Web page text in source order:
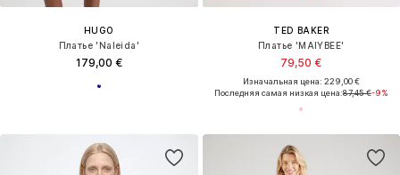
HUGO
Платье 'Naleida'
179,00 €
TED BAKER
Платье 'MAIYBEE'
79,50 €
Изначальная цена: 229,00 €
Последняя самая низкая цена:87,45 €-9%